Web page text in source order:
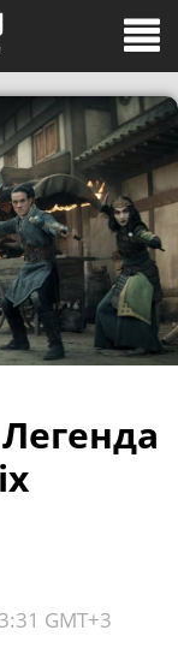
GMT+3